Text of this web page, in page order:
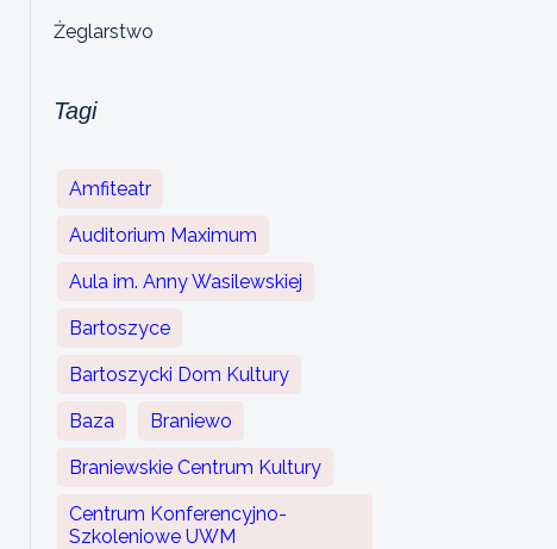
Żeglarstwo
Tagi
Amfiteatr
Auditorium Maximum
Aula im. Anny Wasilewskiej
Bartoszyce
Bartoszycki Dom Kultury
Baza Braniewo
Braniewskie Centrum Kultury
Centrum Konferencyjno-
Szkoleniowe UWM